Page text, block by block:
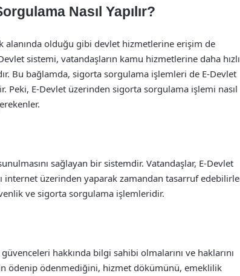
Nasıl Yapılır?
alanında olduğu gibi devlet hizmetlerine erişim de
sistemi, vatandaşların kamu hizmetlerine daha hızlı
Bu bağlamda, sigorta sorgulama işlemleri de E-Devlet
E-Devlet üzerinden sigorta sorgulama işlemi nasıl
sağlayan bir sistemdir. Vatandaşlar, E-Devlet
internet üzerinden yaparak zamandan tasarruf
ve sigorta sorgulama işlemleridir.
hakkında bilgi sahibi olmalarını ve haklarını
ödenip ödenmediğini, hizmet dökümünü, emeklilik